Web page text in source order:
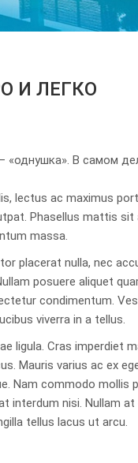
И ЛЕГКО
В самом
lectus ac maximus
Phasellus mattis
massa.
placerat nulla, nec
posuere aliquet
condimentum.
viverra in a tellus.
Cras imperdiet
Mauris varius ac ex
Nam commodo mollis
interdum nisi. Nullam
tellus lacus ut arcu.